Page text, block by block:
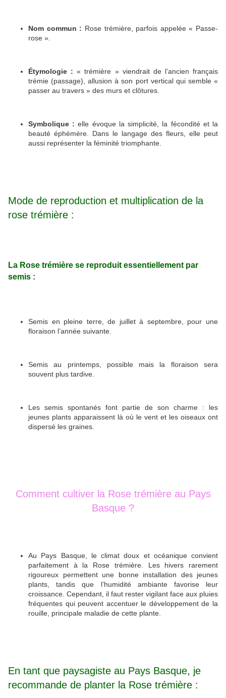
Nom commun : Rose trémière, parfois appelée « Passe-
rose ».
Étymologie : « trémière » viendrait de l’ancien français
trémie (passage), allusion à son port vertical qui semble «
passer au travers » des murs et clôtures.
Symbolique : elle évoque la simplicité, la fécondité et la
beauté éphémère. Dans le langage des fleurs, elle peut
aussi représenter la féminité triomphante.
Mode de reproduction et multiplication de la
rose trémière :
La Rose trémière se reproduit essentiellement par
semis :
Semis en pleine terre, de juillet à septembre, pour une
floraison l’année suivante.
Semis au printemps, possible mais la floraison sera
souvent plus tardive.
Les semis spontanés font partie de son charme : les
jeunes plants apparaissent là où le vent et les oiseaux ont
dispersé les graines.
Comment cultiver la Rose trémière au Pays
Basque ?
Au Pays Basque, le climat doux et océanique convient
parfaitement à la Rose trémière. Les hivers rarement
rigoureux permettent une bonne installation des jeunes
plants, tandis que l’humidité ambiante favorise leur
croissance. Cependant, il faut rester vigilant face aux pluies
fréquentes qui peuvent accentuer le développement de la
rouille, principale maladie de cette plante.
En tant que paysagiste au Pays Basque, je
recommande de planter la Rose trémière :